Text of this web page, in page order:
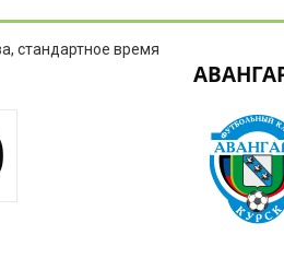
стандартное время